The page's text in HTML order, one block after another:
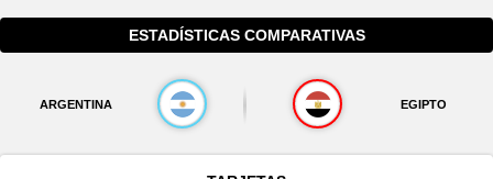
ESTADÍSTICAS COMPARATIVAS
ARGENTINA EGIPTO